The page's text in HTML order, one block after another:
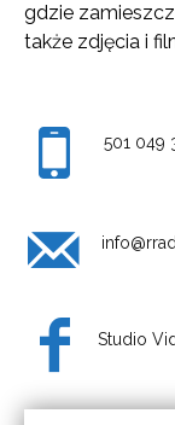
gdzie
także zdjęcia i
501 049
Studio